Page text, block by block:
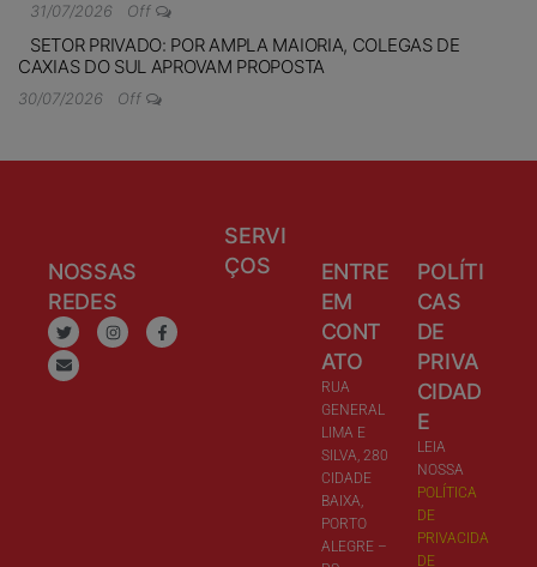
31/07/2026
Off
SETOR PRIVADO: POR AMPLA MAIORIA, COLEGAS DE
CAXIAS DO SUL APROVAM PROPOSTA
30/07/2026 Off
NOSSAS
REDES
SERVI
ÇOS
ENTRE
EM
CONT
ATO
RUA
GENERAL
LIMA E
SILVA, 280
CIDADE
BAIXA,
PORTO
ALEGRE –
POLÍTI
CAS
DE
PRIVA
CIDAD
E
LEIA
NOSSA
POLÍTICA
DE
PRIVACIDA
DE